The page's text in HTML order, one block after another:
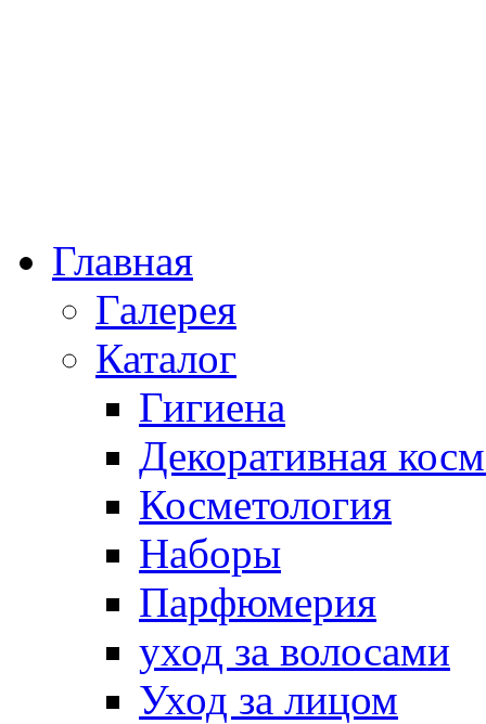
Главная
Галерея
Каталог
Гигиена
Декоративная
Косметология
Наборы
Парфюмерия
уход за волосами
Уход за лицом